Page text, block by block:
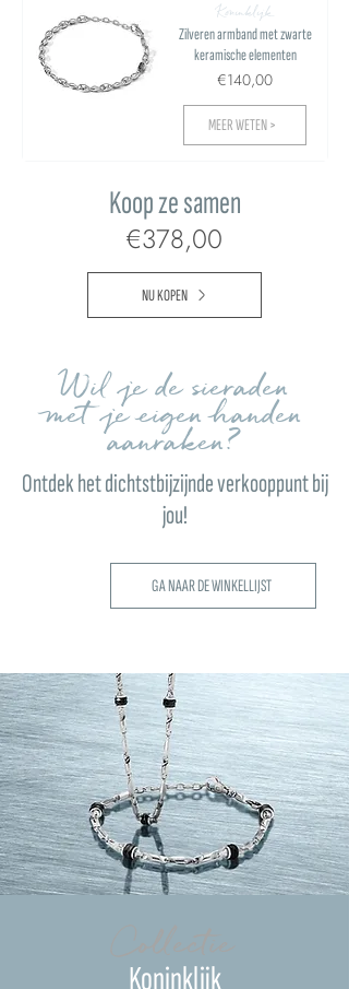
Koninklijk
Zilveren armband met zwarte
keramische elementen
€140,00
MEER WETEN >
Koop ze samen
€378,00
NU KOPEN
Wil je de sieraden
met je eigen handen
aanraken?
Ontdek het dichtstbijzijnde verkooppunt bij
jou!
GA NAAR DE WINKELLIJST
Koninklijk